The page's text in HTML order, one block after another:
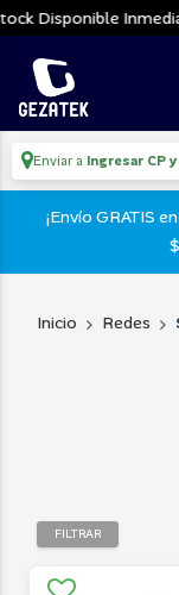
Disponible
Enviar a Ingresar CP
¡Envío GRATIS
Inicio Redes
FILTRAR